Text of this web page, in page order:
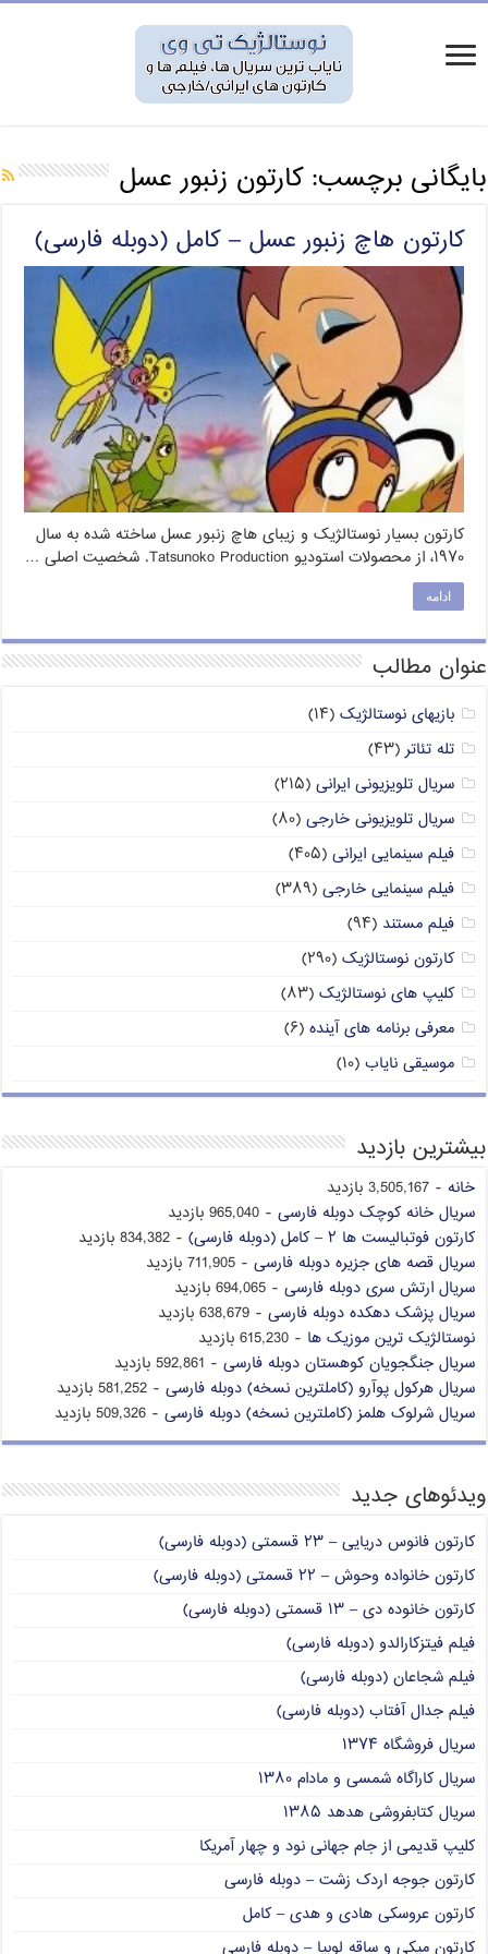
بایگانی برچسب:کارتون زنبور عسل
کارتون هاچ زنبور عسل – کامل (دوبله فارسی)
کارتون بسیار نوستالژیک و زیبای هاچ زنبور عسل ساخته شده به سال
۱۹۷۰، از محصولات استودیو Tatsunoko Production. شخصیت اصلی …
ادامه
عنوان مطالب
بازیهای نوستالژیک (۱۴)
تله تئاتر (۴۳)
سریال تلویزیونی ایرانی (۲۱۵)
سریال تلویزیونی خارجی (۸۰)
فیلم سینمایی ایرانی (۴۰۵)
فیلم سینمایی خارجی (۳۸۹)
فیلم مستند (۹۴)
کارتون نوستالژیک (۲۹۰)
کلیپ های نوستالژیک (۸۳)
معرفی برنامه های آینده (۶)
موسیقی نایاب (۱۰)
بیشترین بازدید
خانه - 3,505,167 بازدید
سریال خانه کوچک دوبله فارسی - 965,040 بازدید
کارتون فوتبالیست ها ۲ – کامل (دوبله فارسی)
- 834,382 بازدید
سریال قصه های جزیره دوبله فارسی - 711,905 بازدید
سریال ارتش سری دوبله فارسی - 694,065 بازدید
سریال پزشک دهکده دوبله فارسی - 638,679 بازدید
نوستالژیک ترین موزیک ها - 615,230 بازدید
سریال جنگجویان کوهستان دوبله فارسی - 592,861 بازدید
سریال هرکول پوآرو (کاملترین نسخه) دوبله فارسی - 581,252 بازدید
سریال شرلوک هلمز (کاملترین نسخه) دوبله فارسی - 509,326 بازدید
ویدئوهای جدید
کارتون فانوس دریایی – ۲۳ قسمتی (دوبله فارسی)
کارتون خانواده وحوش – ۲۲ قسمتی (دوبله فارسی)
کارتون خانوده دی – ۱۳ قسمتی (دوبله فارسی)
فیلم فیتزکارالدو (دوبله فارسی)
فیلم شجاعان (دوبله فارسی)
فیلم جدال آفتاب (دوبله فارسی)
سریال فروشگاه ۱۳۷۴
سریال کاراگاه شمسی و مادام ۱۳۸۰
سریال کتابفروشی هدهد ۱۳۸۵
کلیپ قدیمی از جام جهانی نود و چهار آمریکا
کارتون جوجه اردک زشت – دوبله فارسی
کارتون عروسکی هادی و هدی – کامل
کارتون میکی و ساقه لوبیا – دوبله فارسی